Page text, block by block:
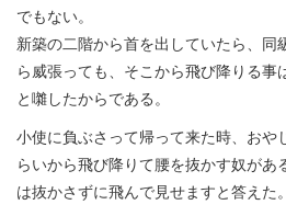
でもない。
新築の二階から首を出していたら、同
ら威張っても、そこから飛び降りる事
と囃したからである。
小使に負ぶさって帰って来た時、おや
らいから飛び降りて腰を抜かす奴があ
は抜かさずに飛んで見せますと答えた